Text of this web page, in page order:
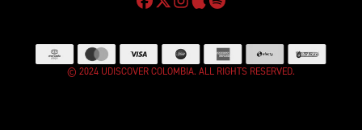
© 2024 UDISCOVER COLOMBIA. ALL RIGHTS RESERVED.